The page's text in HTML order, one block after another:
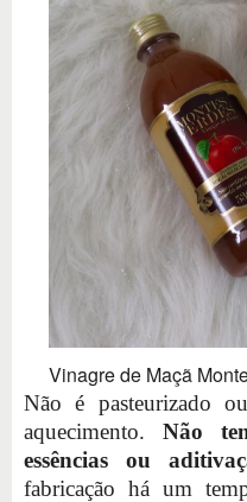
Vinagre de Maçã
Não é pasteurizado
aquecimento. Não
essências ou
fabricação há um